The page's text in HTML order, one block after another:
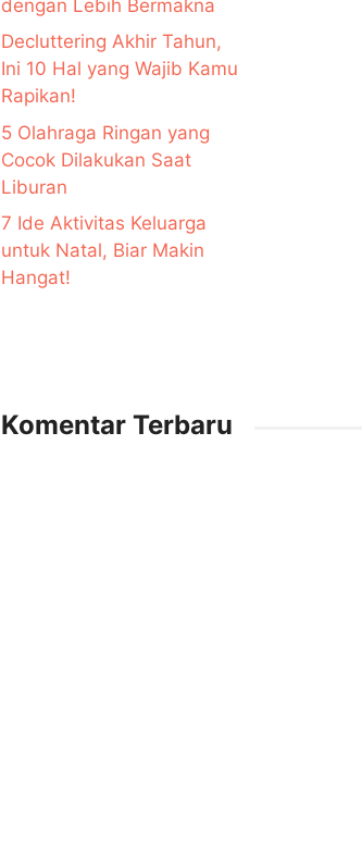
dengan Lebih Bermakna
Decluttering Akhir Tahun,
Ini 10 Hal yang Wajib Kamu
Rapikan!
5 Olahraga Ringan yang
Cocok Dilakukan Saat
Liburan
7 Ide Aktivitas Keluarga
untuk Natal, Biar Makin
Hangat!
Komentar Terbaru